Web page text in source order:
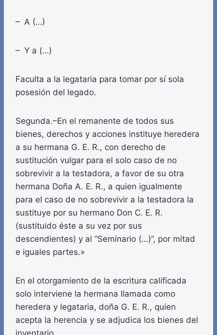
– A (…)
– Y a (…)
Faculta a la legataria para tomar por sí sola
posesión del legado.
Segunda.–En el remanente de todos sus
bienes, derechos y acciones instituye heredera
a su hermana G. E. R., con derecho de
sustitución vulgar para el solo caso de no
sobrevivir a la testadora, a favor de su otra
hermana Doña A. E. R., a quien igualmente
para el caso de no sobrevivir a la testadora la
sustituye por su hermano Don C. E. R.
(sustituido éste a su vez por sus
descendientes) y al “Seminario (…)”, por mitad
e iguales partes.»
En el otorgamiento de la escritura calificada
solo interviene la hermana llamada como
heredera y legataria, doña G. E. R., quien
acepta la herencia y se adjudica los bienes del